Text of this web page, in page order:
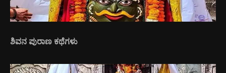
ಶಿವನ ಪುರಾಣ ಕಥೆಗಳು